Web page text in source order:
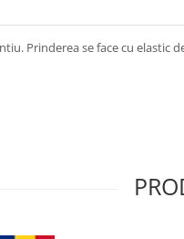
Prinderea se face cu elastic